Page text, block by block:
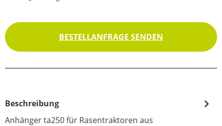
BESTELLANFRAGE SENDEN
Beschreibung
Anhänger ta250 für Rasentraktoren aus